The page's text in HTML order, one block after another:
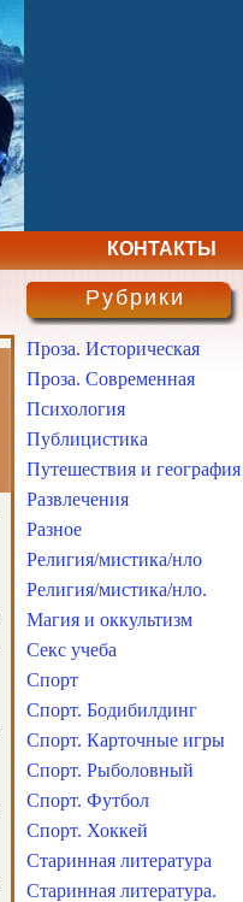
КОНТАКТЫ
Рубрики
Проза. Историческая
Проза. Современная
Психология
Публицистика
Путешествия и география
Развлечения
Разное
Религия/мистика/нло
Религия/мистика/нло.
Магия и оккультизм
Секс учеба
Спорт
Спорт. Бодибилдинг
Спорт. Карточные игры
Спорт. Рыболовный
Спорт. Футбол
Спорт. Хоккей
Старинная литература
Старинная литература.